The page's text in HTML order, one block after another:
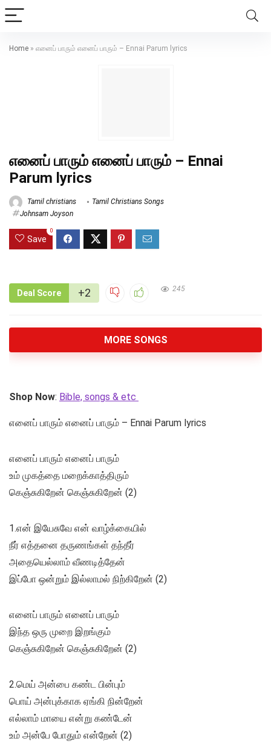
Home » எனைப் பாரும் எனைப் பாரும் – Ennai Parum lyrics
எனைப் பாரும் எனைப் பாரும் – Ennai
Parum lyrics
Tamil christians
Tamil Christians Songs
Johnsam Joyson
Save
0
Deal Score +2 245
MORE SONGS
Shop Now: Bible, songs & etc
எனைப் பாரும் எனைப் பாரும் – Ennai Parum lyrics
எனைப் பாரும் எனைப் பாரும்
உம் முகத்தை மறைக்காத்திரும்
கெஞ்சுகிறேன் கெஞ்சுகிறேன் (2)
1.என் இயேசுவே என் வாழ்க்கையில்
நீர் எத்தனை தருணங்கள் தந்தீர்
அதையெல்லாம் வீணடித்தேன்
இப்போ ஒன்றும் இல்லாமல் நிற்கிறேன் (2)
எனைப் பாரும் எனைப் பாரும்
இந்த ஒரு முறை இறங்கும்
கெஞ்சுகிறேன் கெஞ்சுகிறேன் (2)
2.மெய் அன்பை கண்ட பின்பும்
பொய் அன்புக்காக ஏங்கி நின்றேன்
எல்லாம் மாயை என்று கண்டேன்
உம் அன்பே போதும் என்றேன் (2)